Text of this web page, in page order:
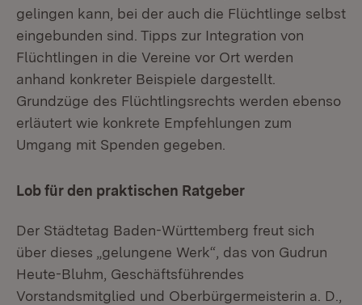
gelingen kann, bei der auch die Flüchtlinge selbst
eingebunden sind. Tipps zur Integration von
Flüchtlingen in die Vereine vor Ort werden
anhand konkreter Beispiele dargestellt.
Grundzüge des Flüchtlingsrechts werden ebenso
erläutert wie konkrete Empfehlungen zum
Umgang mit Spenden gegeben.
Lob für den praktischen Ratgeber
Der Städtetag Baden-Württemberg freut sich
über dieses „gelungene Werk“, das von Gudrun
Heute-Bluhm, Geschäftsführendes
Vorstandsmitglied und Oberbürgermeisterin a. D.,